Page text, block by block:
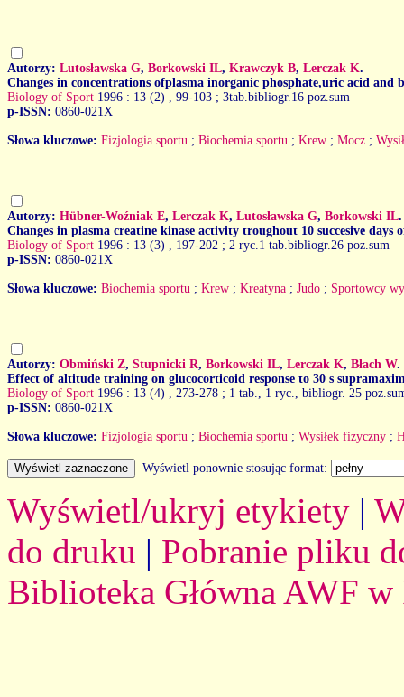
Autorzy: Lutosławska G, Borkowski IL, Krawczyk B, Lerczak K.
Changes in concentrations ofplasma inorganic phosphate,uric acid
Biology of Sport 1996 : 13 (2)
, 99-103 ; 3tab.bibliogr.16 poz.sum
p-ISSN: 0860-021X
Słowa kluczowe: Fizjologia sportu ; Biochemia sportu ; Krew ; Mocz ;
Autorzy: Hübner-Woźniak E, Lerczak K, Lutosławska G, Borkowski IL.
Changes in plasma creatine kinase activity troughout 10 succesive days
Biology of Sport 1996 : 13 (3)
, 197-202 ; 2 ryc.1 tab.bibliogr.26 poz.sum
p-ISSN: 0860-021X
Słowa kluczowe: Biochemia sportu ; Krew ; Kreatyna ; Judo ; Sportowcy
Autorzy: Obmiński Z, Stupnicki R, Borkowski IL, Lerczak K, Błach W.
Effect of altitude training on glucocorticoid response to 30 s
Biology of Sport 1996 : 13 (4)
, 273-278 ; 1 tab., 1 ryc., bibliogr. 25
p-ISSN: 0860-021X
Słowa kluczowe: Fizjologia sportu ; Biochemia sportu ; Wysiłek fizyczny ;
Wyświetl ponownie stosując format:
Wyświetl/ukryj etykiety |
do druku | Pobranie pliku
Biblioteka Główna AWF w